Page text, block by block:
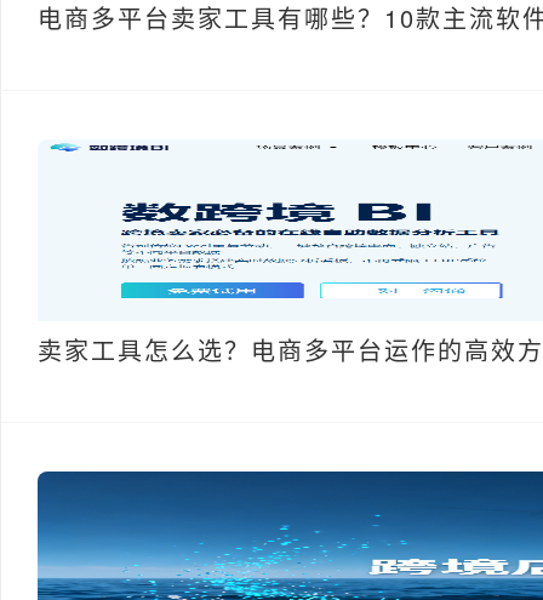
电商多平台卖家工具有哪些？10款主流软
卖家工具怎么选？电商多平台运作的高效